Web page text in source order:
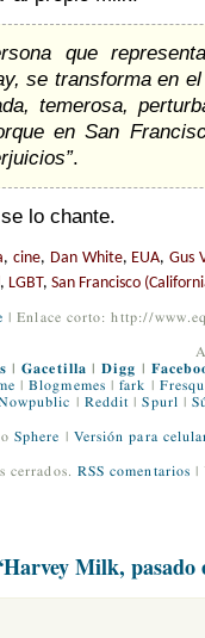
que
se transforma en
temerosa,
en San
.
lo chante.
, cine, Dan White, EUA, Gus
, LGBT, San Francisco
| Enlace corto: http://
|Gacetilla |Digg
|Blogmemes |fark
Reddit |Spurl |
o Sphere Versión para
cerrados. RSS comentarios |
Milk, pasado